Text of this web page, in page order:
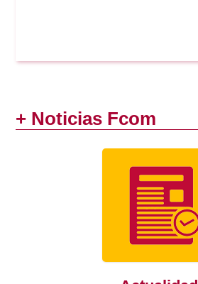
+ Noticias Fcom